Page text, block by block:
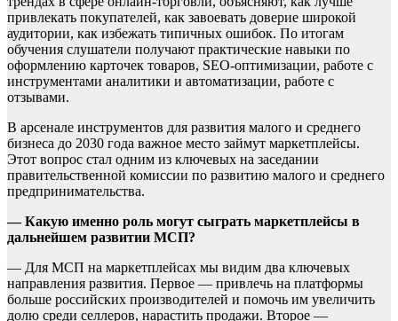
привлекать покупателей, как завоевать доверие широкой
аудитории, как избежать типичных ошибок. По итогам
обучения слушатели получают практические навыки по
оформлению карточек товаров, SEO-оптимизации, работе с
инструментами аналитики и автоматизации, работе с
отзывами.
В арсенале инструментов для развития малого и среднего
бизнеса до 2030 года важное место займут маркетплейсы.
Этот вопрос стал одним из ключевых на заседании
правительственной комиссии по развитию малого и среднего
предпринимательства.
— Какую именно роль могут сыграть маркетплейсы в
дальнейшем развитии МСП?
— Для МСП на маркетплейсах мы видим два ключевых
направления развития. Первое — привлечь на платформы
больше российских производителей и помочь им увеличить
долю среди селлеров, нарастить продажи. Второе —